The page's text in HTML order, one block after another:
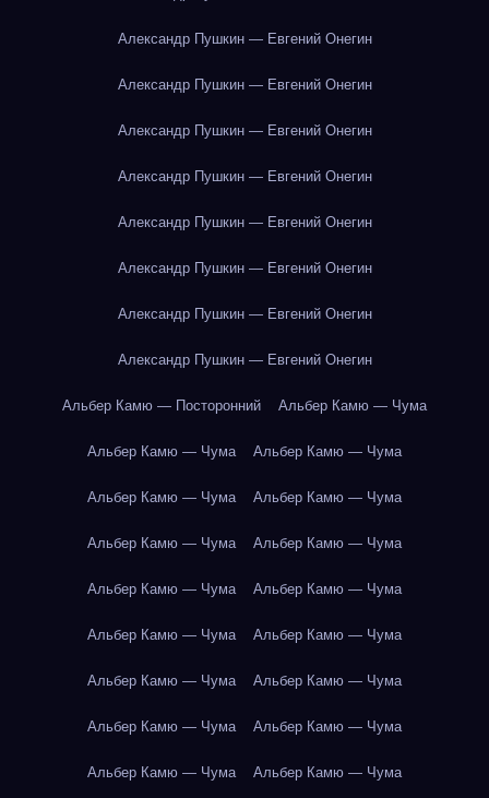
Александр Пушкин — Евгений Онегин
Александр Пушкин — Евгений Онегин
Александр Пушкин — Евгений Онегин
Александр Пушкин — Евгений Онегин
Александр Пушкин — Евгений Онегин
Александр Пушкин — Евгений Онегин
Александр Пушкин — Евгений Онегин
Александр Пушкин — Евгений Онегин
Альбер Камю — Посторонний Альбер Камю — Чума
Альбер Камю — Чума Альбер Камю — Чума
Альбер Камю — Чума Альбер Камю — Чума
Альбер Камю — Чума Альбер Камю — Чума
Альбер Камю — Чума Альбер Камю — Чума
Альбер Камю — Чума Альбер Камю — Чума
Альбер Камю — Чума Альбер Камю — Чума
Альбер Камю — Чума Альбер Камю — Чума
Альбер Камю — Чума Альбер Камю — Чума